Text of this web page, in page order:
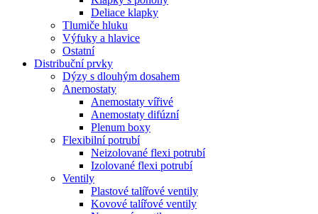
Deliace klapky
Tlumiče hluku
Výfuky a hlavice
Ostatní
Distribuční prvky
Dýzy s dlouhým dosahem
Anemostaty
Anemostaty vířivé
Anemostaty difúzní
Plenum boxy
Flexibilní potrubí
Neizolované flexi potrubí
Izolované flexi potrubí
Ventily
Plastové talířové ventily
Kovové talířové ventily